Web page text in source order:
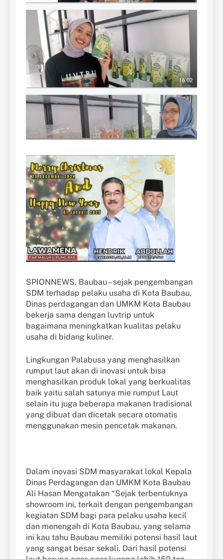
SPIONNEWS, Baubau – sejak pengembangan
SDM terhadap pelaku usaha di Kota Baubau,
Dinas perdagangan dan UMKM Kota Baubau
bekerja sama dengan luvtrip untuk
bagaimana meningkatkan kualitas pelaku
usaha di bidang kuliner.
Lingkungan Palabusa yang menghasilkan
rumput laut akan di inovasi untuk bisa
menghasilkan produk lokal yang berkualitas
baik yaitu salah satunya mie rumput Laut
selain itu juga beberapa makanan tradisional
yang dibuat dan dicetak secara otomatis
menggunakan mesin pencetak makanan.
Dalam inovasi SDM masyarakat lokal Kepala
Dinas Perdagangan dan UMKM Kota Baubau
Ali Hasan Mengatakan “Sejak terbentuknya
showroom ini, terkait dengan pengembangan
kegiatan SDM bagi para pelaku usaha kecil
dan menengah di Kota Baubau, yang selama
ini kau tahu Baubau memiliki potensi hasil laut
yang sangat besar sekali. Dari hasil potensi